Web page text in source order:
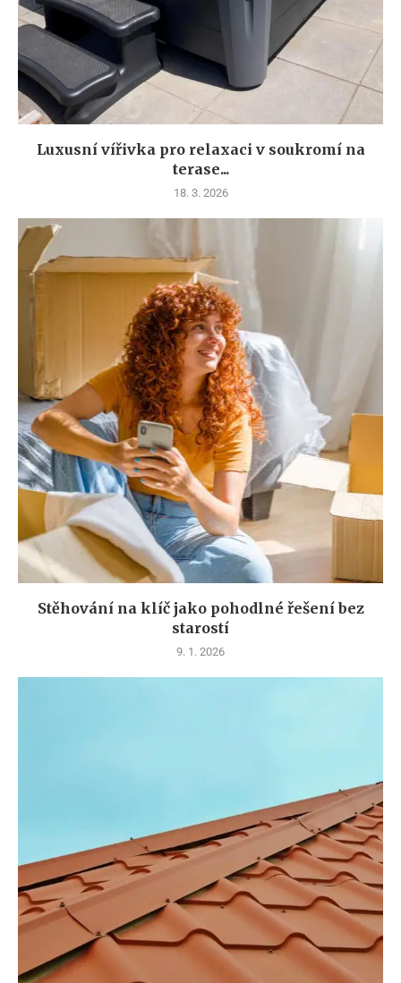
Luxusní vířivka pro relaxaci v soukromí na
terase...
18. 3. 2026
Stěhování na klíč jako pohodlné řešení bez
starostí
9. 1. 2026